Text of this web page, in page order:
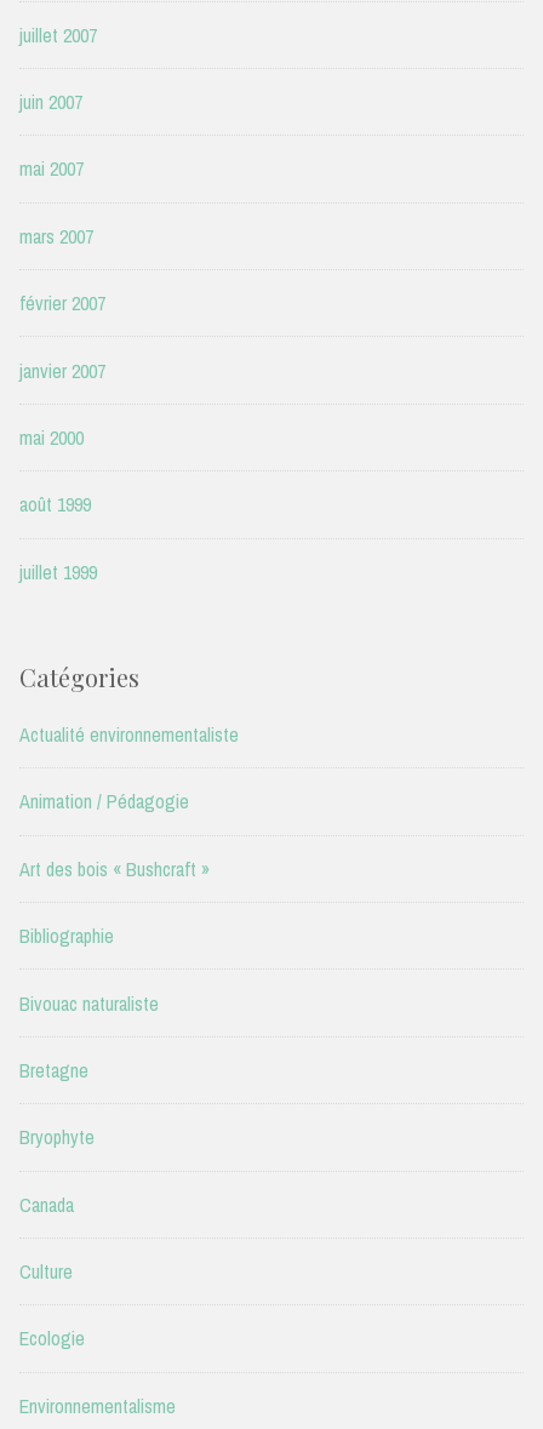
juillet 2007
juin 2007
mai 2007
mars 2007
février 2007
janvier 2007
mai 2000
août 1999
juillet 1999
Catégories
Actualité environnementaliste
Animation / Pédagogie
Art des bois « Bushcraft »
Bibliographie
Bivouac naturaliste
Bretagne
Bryophyte
Canada
Culture
Ecologie
Environnementalisme